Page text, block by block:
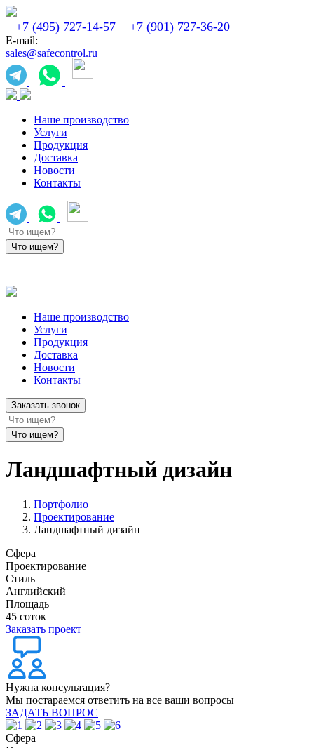
+7 (495) 727-14-57 +7 (901) 727-36-20
E-mail:
sales@safecontrol.ru
Наше производство
Услуги
Продукция
Доставка
Новости
Контакты
Наше производство
Услуги
Продукция
Доставка
Новости
Контакты
Заказать звонок
Ландшафтный дизайн
Портфолио
Проектирование
Ландшафтный дизайн
Сфера
Проектирование
Стиль
Английский
Площадь
45 соток
Заказать проект
Нужна консультация?
Мы постараемся ответить на все ваши вопросы
ЗАДАТЬ ВОПРОС
Сфера